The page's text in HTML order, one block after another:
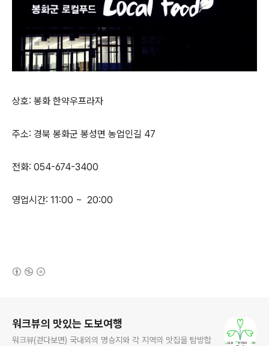
상호: 봉화 한약우프라자
주소: 경북 봉화군 봉성면 농업인길 47
전화: 054-674-3400
영업시간: 11:00 ~ 20:00
워크뷰의 맛있는 도보여행
워크뷰(걷다보면) 국내외의 명승지와 각 지역의 맛집을 탐방합